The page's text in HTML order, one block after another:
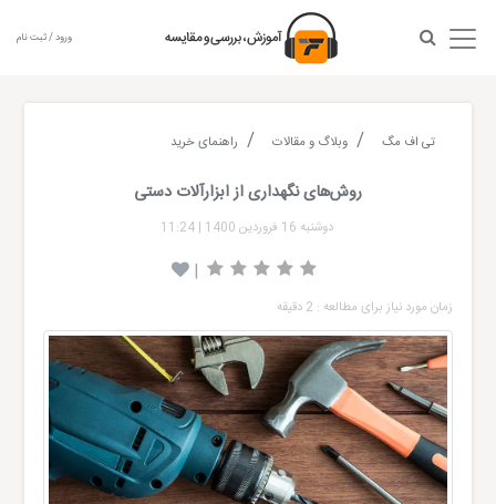
ورود / ثبت نام
تی اف مگ وبلاگ و مقالات راهنمای خرید
روش‌های نگهداری از ابزارآلات دستی
دوشنبه 16 فروردین 1400 |
11:24
|
زمان مورد نیاز برای مطالعه : 2 دقیقه